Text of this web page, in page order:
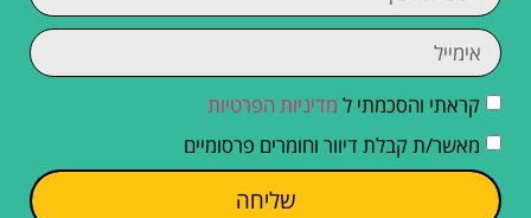
קראתי והסכמתי ל מדיניות הפרטיות
מאשר/ת קבלת דיוור וחומרים פרסומיים
שליחה